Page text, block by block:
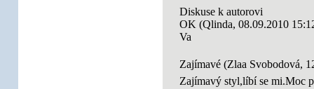
Diskuse k autorovi
OK (Qlinda, 08.09.2010
Va
Zajímavé (Zlaa Svobodová,
Zajímavý styl,líbí se mi.Moc